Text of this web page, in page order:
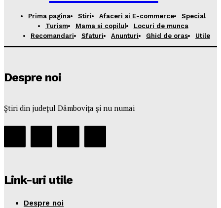
Prima pagina Stiri Afaceri si E-commerce
Special
Turism
Mama si copilul
Locuri de munca
Recomandari
Sfaturi Anunturi Ghid de oras Utile
Despre noi
Ştiri din judeţul Dâmboviţa şi nu numai
Link-uri utile
Despre noi